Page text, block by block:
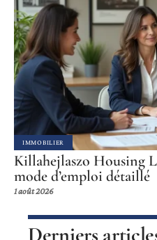
IMMOBILIER
Killahejlaszo Housing
mode d’emploi détaillé
1 août 2026